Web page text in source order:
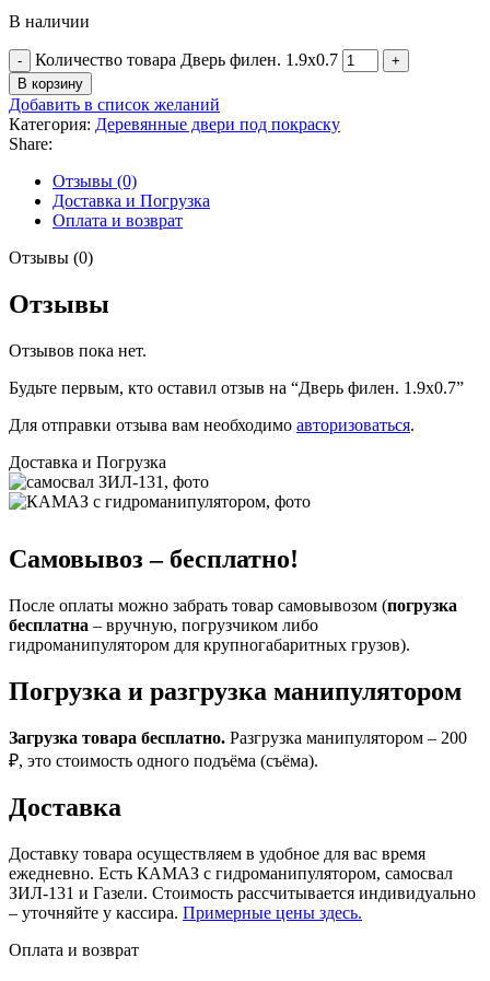
В наличии
Количество товара Дверь филен. 1.9х0.7
В корзину
Добавить в список желаний
Категория: Деревянные двери под покраску
Share:
Отзывы (0)
Доставка и Погрузка
Оплата и возврат
Отзывы (0)
Отзывы
Отзывов пока нет.
Будьте первым, кто оставил отзыв на “Дверь филен. 1.9х0.7”
Для отправки отзыва вам необходимо авторизоваться.
Доставка и Погрузка
Самовывоз – бесплатно!
После оплаты можно забрать товар самовывозом (погрузка
бесплатна – вручную, погрузчиком либо
гидроманипулятором для крупногабаритных грузов).
Погрузка и разгрузка манипулятором
Загрузка товара бесплатно. Разгрузка манипулятором – 200
₽, это стоимость одного подъёма (съёма).
Доставка
Доставку товара осуществляем в удобное для вас время
ежедневно. Есть КАМАЗ с гидроманипулятором, самосвал
ЗИЛ-131 и Газели. Стоимость рассчитывается индивидуально
– уточняйте у кассира. Примерные цены здесь.
Оплата и возврат